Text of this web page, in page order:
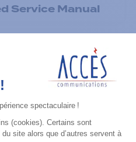
Service Manual